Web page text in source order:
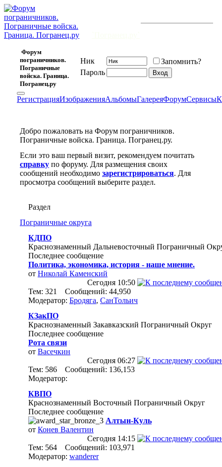
Форум
пограничников.
Пограничные
войска. Граница.
Погранец.ру
Ник
Запомнить?
Пароль
РегистрацияИзображенияАльбомыГалереяФорумСервисы
Добро пожаловать на Форум пограничников.
Пограничные войска. Граница. Погранец.ру.
Если это ваш первый визит, рекомендуем почитать
справку по форуму. Для размещения своих
сообщений необходимо зарегистрироваться. Для
просмотра сообщений выберите раздел.
Раздел
Пограничные округа
КДПО
Краснознаменный Дальневосточный Пограничный
Последнее сообщение
Политика, экономика, история - наше мнение.
от Николай Каменский
Сегодня 10:50
Тем: 321 Сообщений: 44,950
Модератор: Бродяга, СанТольич
КЗакПО
Краснознаменный Закавказский Пограничный Округ
Последнее сообщение
Рота связи
от Васечкин
Сегодня 06:27
Тем: 586 Сообщений: 136,153
Модератор:
КВПО
Краснознаменный Восточный Пограничный Округ
Последнее сообщение
Алтын-Куль
от Конев Валентин
Сегодня 14:15
Тем: 564 Сообщений: 103,971
Модератор: wanderer